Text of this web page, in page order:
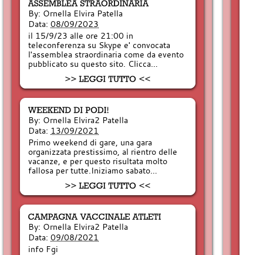
By: Ornella Elvira Patella
Data: 08/09/2023
il 15/9/23 alle ore 21:00 in
teleconferenza su Skype e' convocata
l'assemblea straordinaria come da evento
pubblicato su questo sito. Clicca…
By: Ornella Elvira2 Patella
Data: 13/09/2021
Primo weekend di gare, una gara
organizzata prestissimo, al rientro delle
vacanze, e per questo risultata molto
fallosa per tutte.Iniziamo sabato…
By: Ornella Elvira2 Patella
Data: 09/08/2021
info Fgi